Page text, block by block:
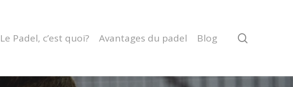
Le Padel, c’est quoi? Avantages du padel Blog